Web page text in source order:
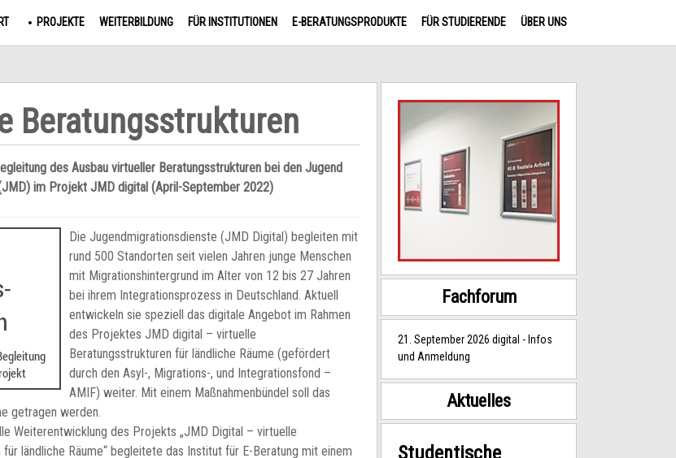
PROJEKTE WEITERBILDUNG FÜR INSTITUTIONEN E-BERATUNGSPRODUKTE FÜR STUDIERENDE ÜBER UNS
Beratungsstrukturen
des Ausbau virtueller Beratungsstrukturen bei den Jugend
im Projekt JMD digital (April-September 2022)
Die Jugendmigrationsdienste (JMD Digital) begleiten mit
rund 500 Standorten seit vielen Jahren junge Menschen
mit Migrationshintergrund im Alter von 12 bis 27 Jahren
bei ihrem Integrationsprozess in Deutschland. Aktuell
entwickeln sie speziell das digitale Angebot im Rahmen
des Projektes JMD digital – virtuelle
Beratungsstrukturen für ländliche Räume (gefördert
durch den Asyl-, Migrations-, und Integrationsfond –
AMIF) weiter. Mit einem Maßnahmenbündel soll das
getragen werden.
Weiterentwicklung des Projekts „JMD Digital – virtuelle
ländliche Räume“ begleitete das Institut für E-Beratung mit einem
Fachforum
21. September 2026 digital - Infos
und Anmeldung
Aktuelles
Studentische